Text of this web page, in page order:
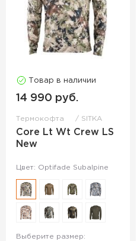
Товар в наличии
14 990 руб.
Термокофта SITKA
Core Lt Wt Crew LS
New
Цвет: Optifade Subalpine
Выберите размер: